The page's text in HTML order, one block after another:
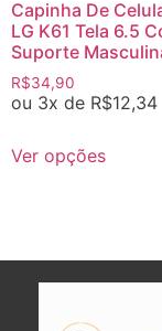
Capinha De
LG K61 Tela 6.5
Suporte
R$34,90
ou 3x de R$12,34
Ver opções